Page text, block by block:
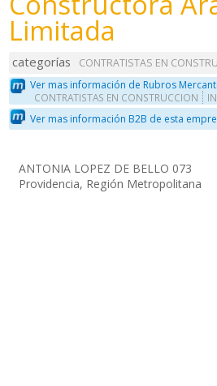
Limitada
categorías CONTRATISTAS EN
Ver mas información de Rubros
CONTRATISTAS EN CONSTRUCCION
Ver mas información B2B de esta
ANTONIA LOPEZ DE BELLO 073
Providencia, Región Metropolitana